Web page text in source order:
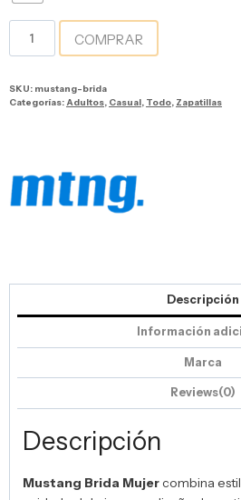
COMPRAR
SKU: mustang-brida
Categorías: Adultos Casual Todo Zapatillas
Descripción
Información
Marca
Reviews(0)
Descripción
Mustang Brida Mujercombina